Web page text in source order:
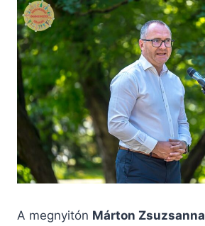
A megnyitón Márton Zsuzsanna